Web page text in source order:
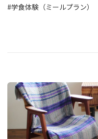
#学食体験（ミールプラン）